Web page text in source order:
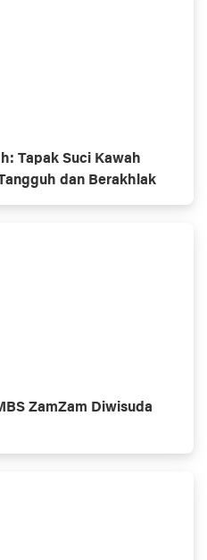
Tapak Suci Kawah
dan Berakhlak
ZamZam Diwisuda